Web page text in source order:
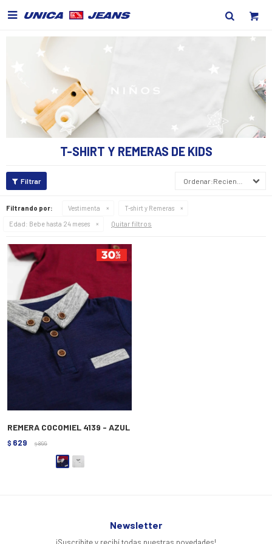

T-SHIRT Y REMERAS DE KIDS
Recientes
Filtrando por: Vestimenta
T-shirt y Remeras
Edad: Bebe hasta 24 meses Quitar filtros
REMERA COCOMIEL 4139 - AZUL
$ 629 $ 899
Newsletter